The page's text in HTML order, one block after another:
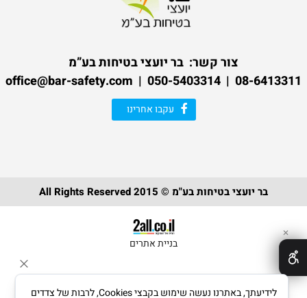
צור קשר: בר יועצי בטיחות בע”מ
08-6413311 | 050-5403314 | office@bar-safety.com
עקבו אחרינו
בר יועצי בטיחות בע"מ © 2015 All Rights Reserved
בניית אתרים
✕
לידיעתך, באתרנו נעשה שימוש בקבצי Cookies, לרבות של צדדים